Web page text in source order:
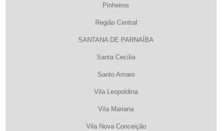
Pinheiros
Região Central
SANTANA DE PARNAÍBA
Santa Cecília
Santo Amaro
Vila Leopoldina
Vila Mariana
Vila Nova Conceição